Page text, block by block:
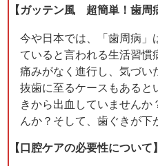
【ガッテン風 超簡単！歯周
今や日本では、「歯周病」
ていると言われる生活習
痛みがなく進行し、気づ
抜歯に至るケースもあると
きから出血していません
んか？そして、歯ぐきが下
【口腔ケアの必要性について】